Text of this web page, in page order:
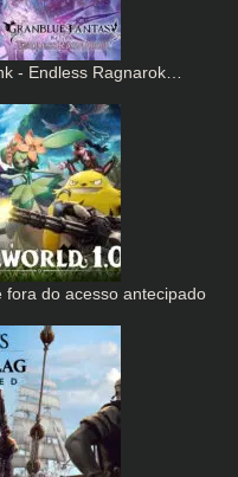
- Endless Ragnarok…
fora do acesso antecipado